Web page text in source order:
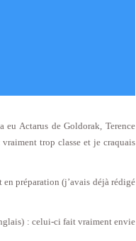
eu Actarus de Goldorak, Terence
trop classe et je craquais
en préparation (j’avais déjà rédigé
: celui-ci fait vraiment envie